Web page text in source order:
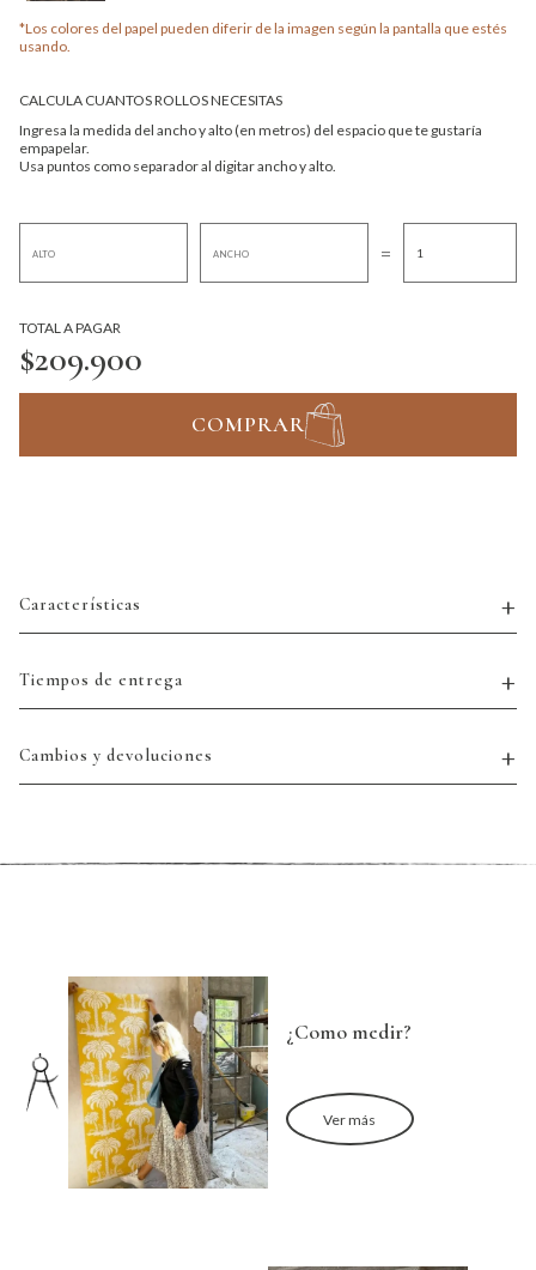
*Los colores del papel pueden diferir de la imagen según la pantalla que estés
usando.
CALCULA CUANTOS ROLLOS NECESITAS
Ingresa la medida del ancho y alto (en metros) del espacio que te gustaría
empapelar.
Usa puntos como separador al digitar ancho y alto.
=
TOTAL A PAGAR
$209.900
COMPRAR
Características
Tiempos de entrega
Cambios y devoluciones
¿Como medir?
Ver más